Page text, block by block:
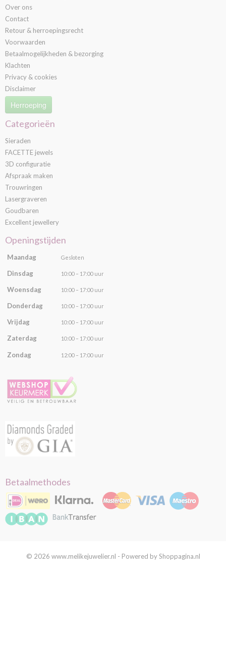
Over ons
Contact
Retour & herroepingsrecht
Voorwaarden
Betaalmogelijkheden & bezorging
Klachten
Privacy & cookies
Disclaimer
Herroeping
Categorieën
Sieraden
FACETTE jewels
3D configuratie
Afspraak maken
Trouwringen
Lasergraveren
Goudbaren
Excellent jewellery
Openingstijden
Maandag Gesloten
Dinsdag 10:00 – 17:00 uur
Woensdag 10:00 – 17:00 uur
Donderdag 10:00 – 17:00 uur
Vrijdag 10:00 – 17:00 uur
Zaterdag 10:00 – 17:00 uur
Zondag 12:00 – 17:00 uur
Betaalmethodes
© 2026 www.melikejuwelier.nl - Powered by Shoppagina.nl